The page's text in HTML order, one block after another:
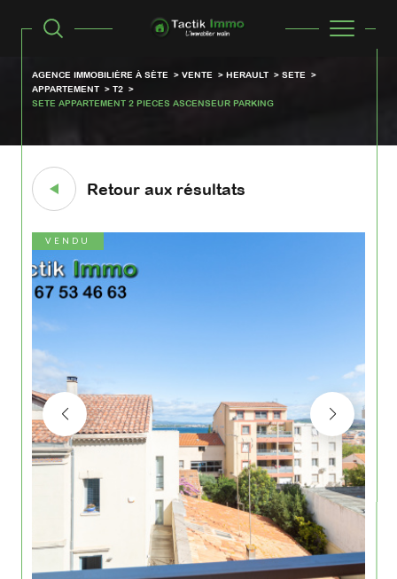
AGENCE IMMOBILIÈRE À SÈTE VENTE HERAULT
SETE
APPARTEMENT
T2
SETE APPARTEMENT 2 PIECES ASCENSEUR PARKING
Retour aux résultats
VENDU